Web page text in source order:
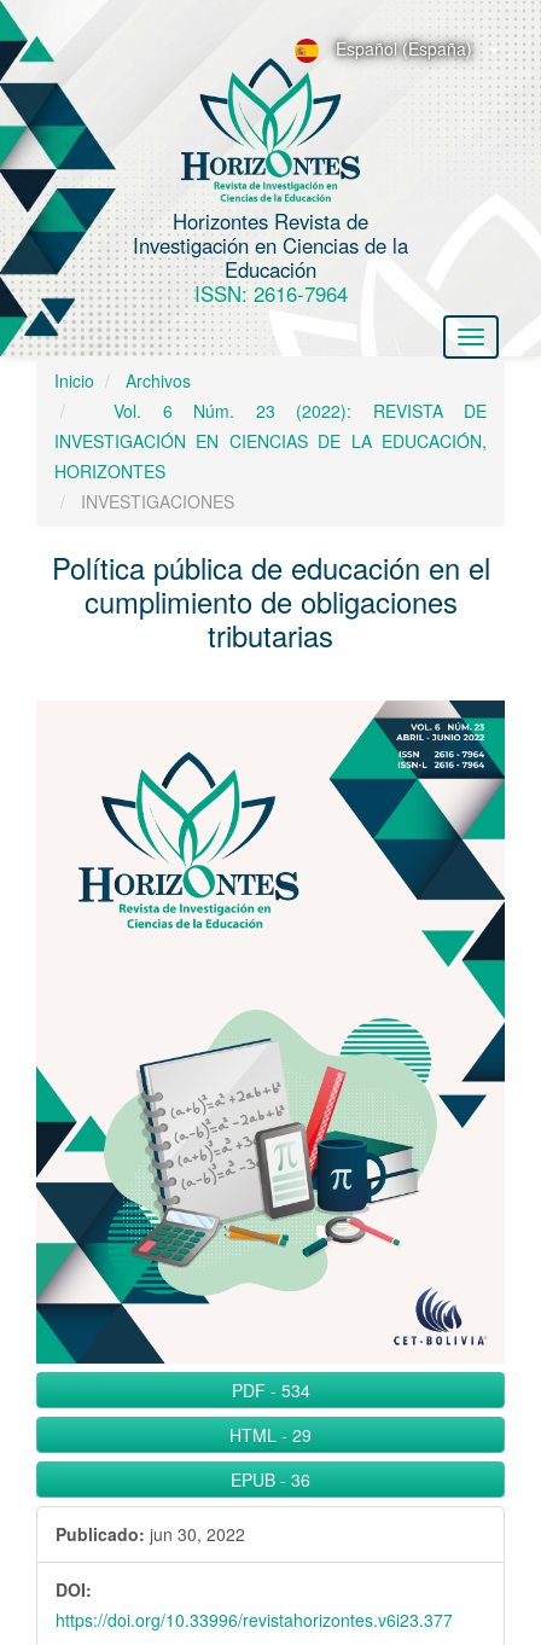
a
g
a
c
n
p
r
C
a
r
a
l
a
e
r
l
Español (España)
Horizontes Revista de
Investigación en Ciencias de la
Educación
ISSN: 2616-7964
Toggle
Inicio
Archivos
Vol. 6 Núm. 23 (2022): REVISTA DE
INVESTIGACIÓN EN CIENCIAS DE LA EDUCACIÓN,
HORIZONTES
INVESTIGACIONES
Política pública de educación en el
cumplimiento de obligaciones
tributarias
artículo
PDF - 534
HTML - 29
EPUB - 36
Publicado: jun 30, 2022
DOI:
https://doi.org/10.33996/revistahorizontes.v6i23.377